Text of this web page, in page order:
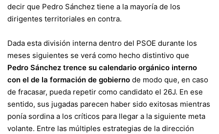
decir que Pedro Sánchez tiene a la mayoría de los
dirigentes territoriales en contra.
Dada esta división interna dentro del PSOE durante los
meses siguientes se verá como hecho distintivo que
Pedro Sánchez trence su calendario orgánico interno
con el de la formación de gobierno de modo que, en caso
de fracasar, pueda repetir como candidato el 26J. En ese
sentido, sus jugadas parecen haber sido exitosas mientras
ponía sordina a los críticos para llegar a la siguiente meta
volante. Entre las múltiples estrategias de la dirección